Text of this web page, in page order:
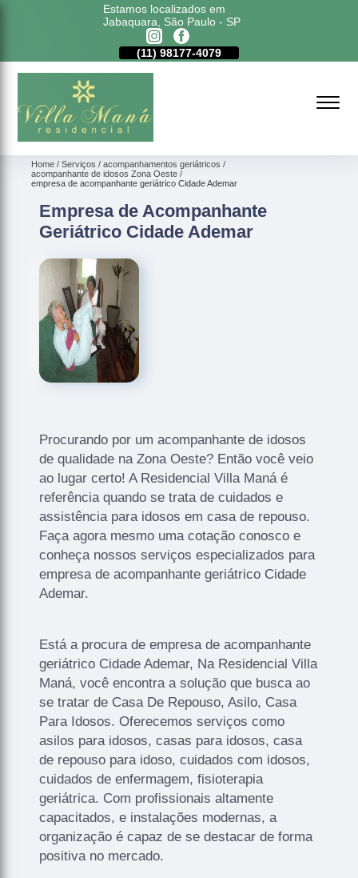
Estamos localizados em
Jabaquara, São Paulo - SP
(11) 98177-4079
Home Serviços
acompanhamentos geriátricos
acompanhante de idosos Zona Oeste
empresa de acompanhante geriátrico Cidade Ademar
Empresa de Acompanhante
Geriátrico Cidade Ademar
Procurando por um acompanhante de idosos
de qualidade na Zona Oeste? Então você veio
ao lugar certo! A Residencial Villa Maná é
referência quando se trata de cuidados e
assistência para idosos em casa de repouso.
Faça agora mesmo uma cotação conosco e
conheça nossos serviços especializados para
empresa de acompanhante geriátrico Cidade
Ademar.
Está a procura de empresa de acompanhante
geriátrico Cidade Ademar, Na Residencial Villa
Maná, você encontra a solução que busca ao
se tratar de Casa De Repouso, Asilo, Casa
Para Idosos. Oferecemos serviços como
asilos para idosos, casas para idosos, casa
de repouso para idoso, cuidados com idosos,
cuidados de enfermagem, fisioterapia
geriátrica. Com profissionais altamente
capacitados, e instalações modernas, a
organização é capaz de se destacar de forma
positiva no mercado.